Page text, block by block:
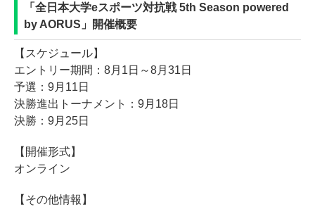
「全日本大学eスポーツ対抗戦 5th Season powered
by AORUS」開催概要
【スケジュール】
エントリー期間：8月1日～8月31日
予選：9月11日
決勝進出トーナメント：9月18日
決勝：9月25日
【開催形式】
オンライン
【その他情報】